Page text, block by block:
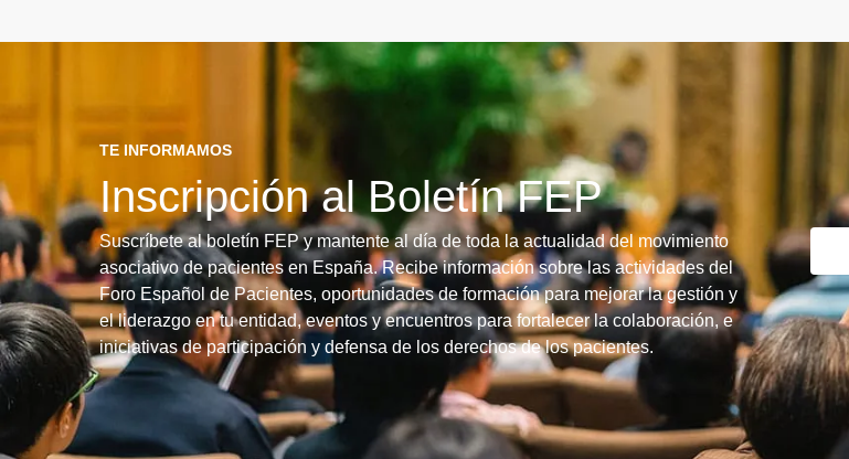
TE INFORMAMOS
Inscripción al Boletín FEP
Suscríbete al boletín FEP y mantente al día de toda la actualidad del movimiento
asociativo de pacientes en España. Recibe información sobre las actividades del
Foro Español de Pacientes, oportunidades de formación para mejorar la gestión y
el liderazgo en tu entidad, eventos y encuentros para fortalecer la colaboración, e
iniciativas de participación y defensa de los derechos de los pacientes.